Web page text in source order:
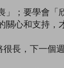
」；要學會「
心和支持，
長，下一個